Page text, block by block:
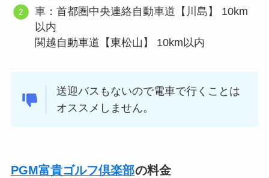
車：首都圏中央連絡自動車道【川島】 10km
以内
関越自動車道【東松山】 10km以内
送迎バスもないので電車で行くことは
オススメしません。
PGM富貴ゴルフ倶楽部の料金